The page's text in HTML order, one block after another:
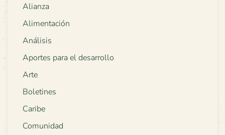
Alianza
Alimentación
Análisis
Aportes para el desarrollo
Arte
Boletines
Caribe
Comunidad